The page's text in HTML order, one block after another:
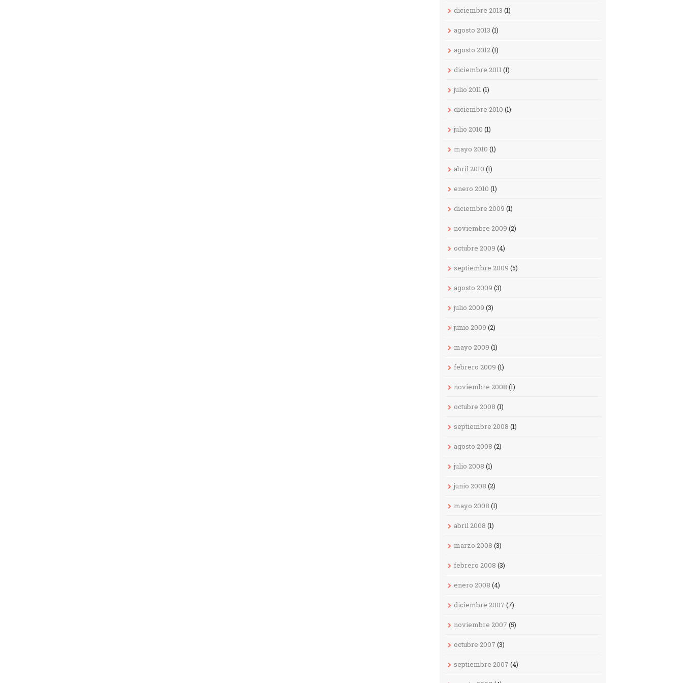
diciembre 2013 (1)
agosto 2013 (1)
agosto 2012(1)
diciembre 2011(1)
julio 2011(1)
diciembre 2010 (1)
julio 2010 (1)
mayo 2010 (1)
abril 2010 (1)
enero 2010 (1)
diciembre 2009 (1)
noviembre 2009 (2)
octubre 2009 (4)
septiembre 2009 (5)
agosto 2009 (3)
julio 2009 (3)
junio 2009 (2)
mayo 2009 (1)
febrero 2009 (1)
noviembre 2008 (1)
octubre 2008 (1)
septiembre 2008 (1)
agosto 2008 (2)
julio 2008 (1)
junio 2008 (2)
mayo 2008 (1)
abril 2008 (1)
marzo 2008 (3)
febrero 2008 (3)
enero 2008 (4)
diciembre 2007 (7)
noviembre 2007 (5)
octubre 2007 (3)
septiembre 2007 (4)